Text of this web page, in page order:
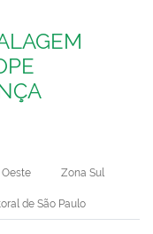
Zona Sul
de São Paulo